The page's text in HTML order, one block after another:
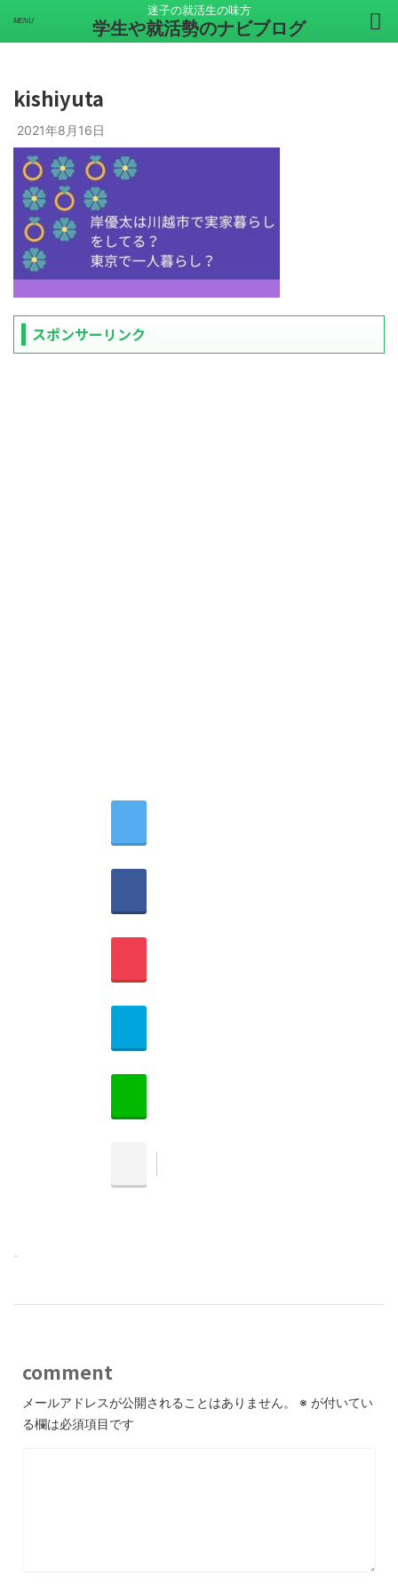
迷子の就活生の味方
学生や就活勢のナビブログ
kishiyuta
2021年8月16日
スポンサーリンク
-
comment
メールアドレスが公開されることはありません。 ※ が付いてい
る欄は必須項目です